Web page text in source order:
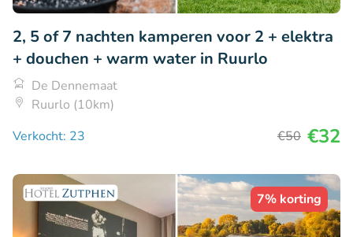
2, 5 of 7 nachten kamperen voor 2 + elektra
+ douchen + warm water in Ruurlo
De Dennemaat
Ruurlo (10km)
Verkocht: 23
€50 €32
7% korting